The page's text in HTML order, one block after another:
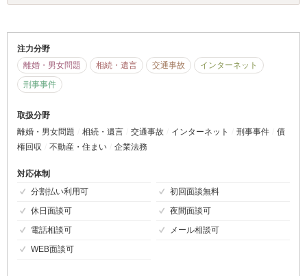
に思われます。
注力分野
離婚・男女問題
相続・遺言 交通事故
インターネット
刑事事件
取扱分野
離婚・男女問題
相続・遺言 交通事故 インターネット 刑事事件
債
権回収
不動産・住まい 企業法務
対応体制
分割払い利用可
初回面談無料
休日面談可
夜間面談可
電話相談可
メール相談可
WEB面談可